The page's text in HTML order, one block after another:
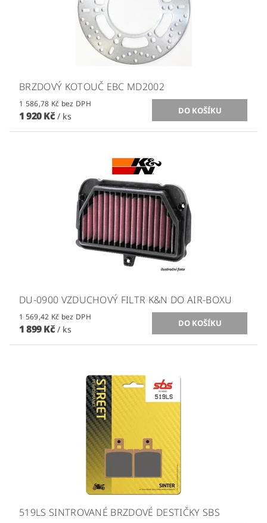
BRZDOVÝ KOTOUČ EBC MD2002
1 586,78 Kč bez DPH
1 920 Kč / ks
DU-0900 VZDUCHOVÝ FILTR K&N DO AIR-BOXU
1 569,42 Kč bez DPH
1 899 Kč / ks
519LS SINTROVANÉ BRZDOVÉ DESTIČKY SBS